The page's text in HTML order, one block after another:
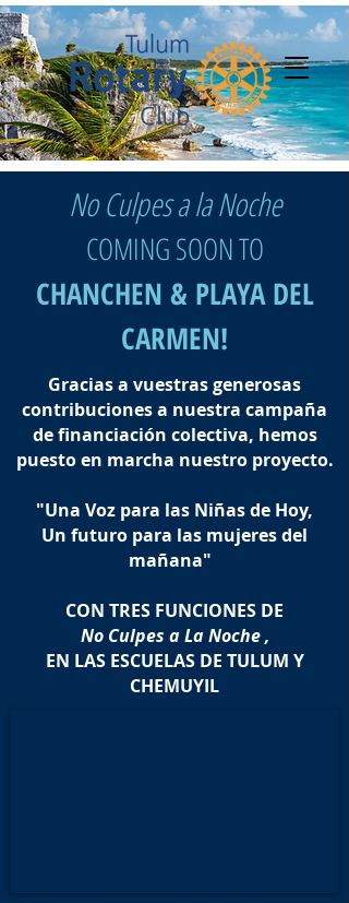
No Culpes a la Noche
COMING SOON TO
CHANCHEN & PLAYA DEL
CARMEN!
Gracias a vuestras generosas
contribuciones a nuestra campaña
de financiación colectiva, hemos
puesto en marcha nuestro proyecto.
"Una Voz para las Niñas de Hoy,
Un futuro para las mujeres del
mañana"
CON TRES FUNCIONES DE
No Culpes a La Noche ,
EN LAS ESCUELAS DE TULUM Y
CHEMUYIL